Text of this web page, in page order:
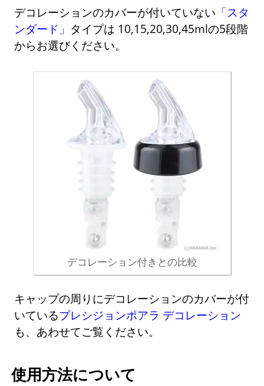
デコレーションのカバーが付いていない 「スタ
ンダード」 タイプは 10,15,20,30,45mlの5段階
からお選びください。
デコレーション付きとの比較
キャップの周りにデコレーションのカバーが付
いているプレシジョンポアラ デコレーション
も、あわせてご覧ください。
使用方法について